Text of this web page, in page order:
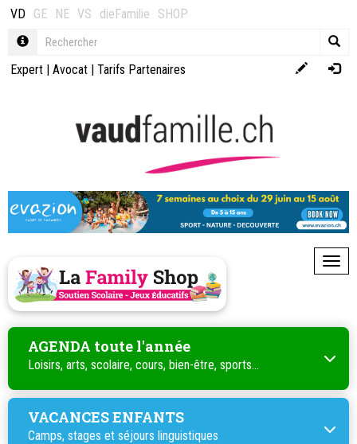
VD GE NE VS dieFamilie SHOP
Expert | Avocat | Tarifs Partenaires
AGENDA toute l'année
Loisirs, arts, scolaire, cours, bien-être, sports...
VACANCES ENFANTS
Camps, stages et séjours linguistiques